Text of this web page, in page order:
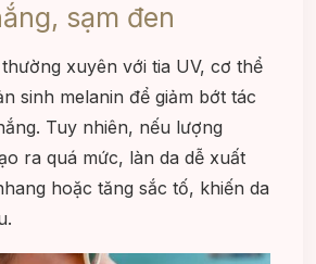
sạm đen
xuyên với tia UV, cơ thể
sinh melanin để giảm bớt tác
Tuy nhiên, nếu lượng
ra quá mức, làn da dễ xuất
hoặc tăng sắc tố, khiến da